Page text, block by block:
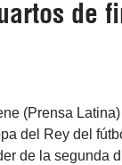
de
(Prensa
del Rey del
de la segunda